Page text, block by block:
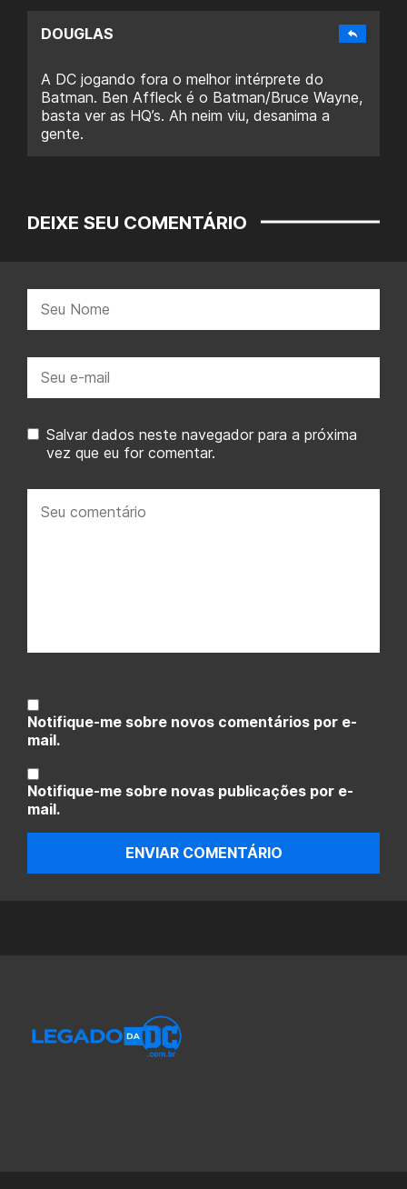
DOUGLAS
A DC jogando fora o melhor intérprete do
Batman. Ben Affleck é o Batman/Bruce Wayne,
basta ver as HQ’s. Ah neim viu, desanima a
gente.
DEIXE SEU COMENTÁRIO
mail:
Salvar dados neste navegador para a próxima
vez que eu for comentar.
comentário:
Notifique-me sobre novos comentários por e-
mail.
Notifique-me sobre novas publicações por e-
mail.
ENVIAR COMENTÁRIO